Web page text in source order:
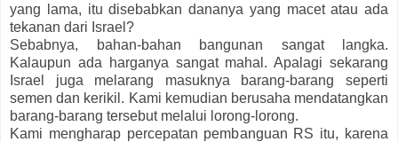
yang lama, itu disebabkan dananya yang macet atau ada
tekanan dari Israel?
Sebabnya, bahan-bahan bangunan sangat langka.
Kalaupun ada harganya sangat mahal. Apalagi sekarang
Israel juga melarang masuknya barang-barang seperti
semen dan kerikil. Kami kemudian berusaha mendatangkan
barang-barang tersebut melalui lorong-lorong.
Kami mengharap percepatan pembanguan RS itu, karena